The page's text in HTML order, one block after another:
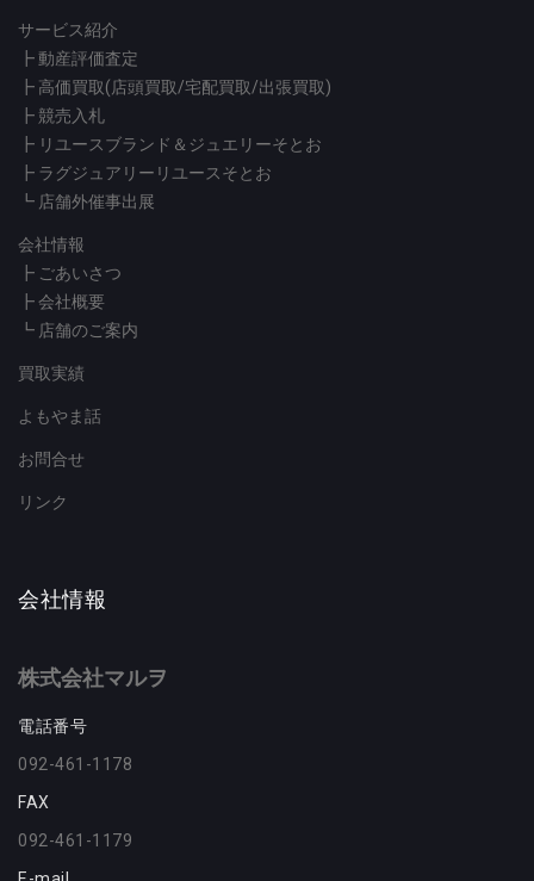
サービス紹介
┣動産評価査定
┣ 高価買取(店頭買取/宅配買取/出張買取)
┣競売入札
┣ リユースブランド＆ジュエリーそとお
┣ ラグジュアリーリユースそとお
┗ 店舗外催事出展
会社情報
┣ ごあいさつ
┣会社概要
┗ 店舗のご案内
買取実績
よもやま話
お問合せ
リンク
会社情報
株式会社マルヲ
電話番号
092-461-1178
FAX
092-461-1179